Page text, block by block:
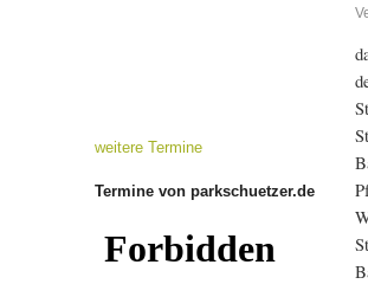
weitere Termine
Termine von parkschuetzer.de